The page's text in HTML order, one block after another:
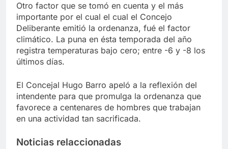
Otro factor que se tomó en cuenta y el más
importante por el cual el cual el Concejo
Deliberante emitió la ordenanza, fué el factor
climático. La puna en ésta temporada del año
registra temperaturas bajo cero; entre -6 y -8 los
últimos días.
El Concejal Hugo Barro apeló a la reflexión del
intendente para que promulga la ordenanza que
favorece a centenares de hombres que trabajan
en una actividad tan sacrificada.
Noticias relaccionadas